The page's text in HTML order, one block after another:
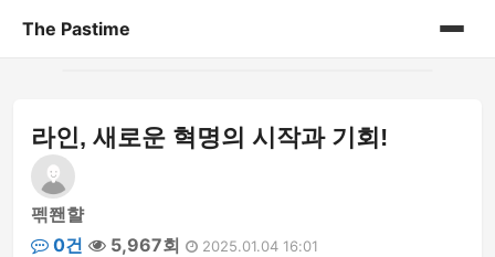
The Pastime
게시판
라인, 새로운 혁명의 시작과 기회!
펚쫸햘
0건
5,967회 2025.01.04 16:01